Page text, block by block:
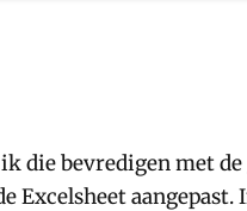
die bevredigen met de
Excelsheet aangepast.